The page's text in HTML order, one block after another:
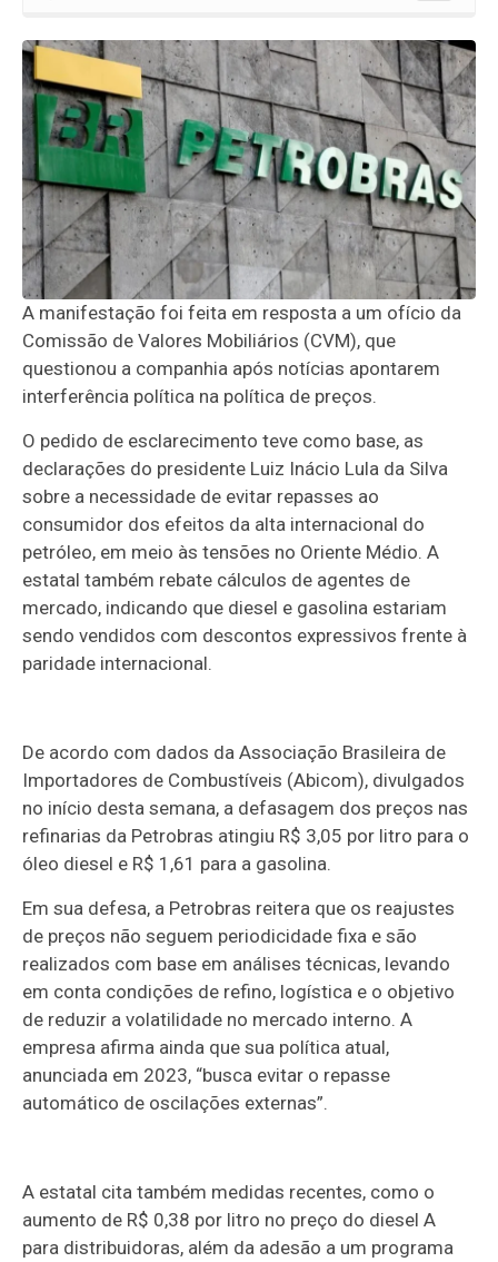
A manifestação foi feita em resposta a um ofício da
Comissão de Valores Mobiliários (CVM), que
questionou a companhia após notícias apontarem
interferência política na política de preços.
O pedido de esclarecimento teve como base, as
declarações do presidente Luiz Inácio Lula da Silva
sobre a necessidade de evitar repasses ao
consumidor dos efeitos da alta internacional do
petróleo, em meio às tensões no Oriente Médio. A
estatal também rebate cálculos de agentes de
mercado, indicando que diesel e gasolina estariam
sendo vendidos com descontos expressivos frente à
paridade internacional.
De acordo com dados da Associação Brasileira de
Importadores de Combustíveis (Abicom), divulgados
no início desta semana, a defasagem dos preços nas
refinarias da Petrobras atingiu R$ 3,05 por litro para o
óleo diesel e R$ 1,61 para a gasolina.
Em sua defesa, a Petrobras reitera que os reajustes
de preços não seguem periodicidade fixa e são
realizados com base em análises técnicas, levando
em conta condições de refino, logística e o objetivo
de reduzir a volatilidade no mercado interno. A
empresa afirma ainda que sua política atual,
anunciada em 2023, “busca evitar o repasse
automático de oscilações externas”.
A estatal cita também medidas recentes, como o
aumento de R$ 0,38 por litro no preço do diesel A
para distribuidoras, além da adesão a um programa